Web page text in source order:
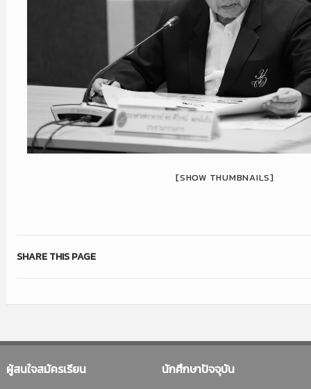
[SHOW THUMBNAILS]
SHARE THIS PAGE
ผู้สนใจสมัครเรียน นักศึกษาปัจจุบัน